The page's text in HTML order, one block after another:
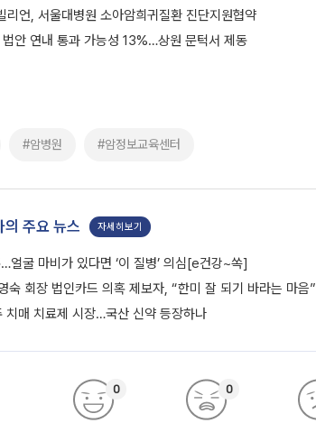
언, 서울대병원 소아암희귀질환 진단지원협약
안 연내 통과 가능성 13%…상원 문턱서 제동
#암병원 #암정보교육센터
의 주요 뉴스 자세히보기
얼굴 마비가 있다면 ‘이 질병’ 의심[e건강~쏙]
숙 회장 법인카드 의혹 제보자, “한미 잘 되기 바라는 마음”
치매 치료제 시장…국산 신약 등장하나
0 0